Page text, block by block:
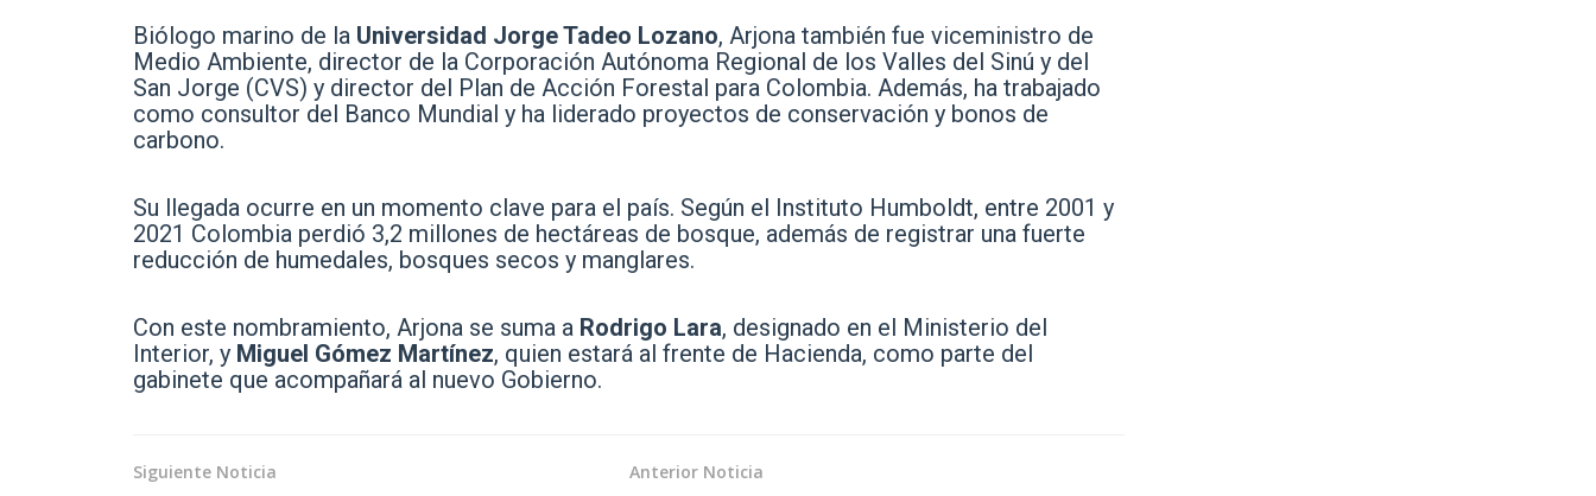
Biólogo marino de la Universidad Jorge Tadeo Lozano, Arjona también fue viceministro de
Medio Ambiente, director de la Corporación Autónoma Regional de los Valles del Sinú y del
San Jorge (CVS) y director del Plan de Acción Forestal para Colombia. Además, ha trabajado
como consultor del Banco Mundial y ha liderado proyectos de conservación y bonos de
carbono.
Su llegada ocurre en un momento clave para el país. Según el Instituto Humboldt, entre 2001 y
2021 Colombia perdió 3,2 millones de hectáreas de bosque, además de registrar una fuerte
reducción de humedales, bosques secos y manglares.
Con este nombramiento, Arjona se suma a Rodrigo Lara, designado en el Ministerio del
Interior, y Miguel Gómez Martínez, quien estará al frente de Hacienda, como parte del
gabinete que acompañará al nuevo Gobierno.
Siguiente Noticia Anterior Noticia